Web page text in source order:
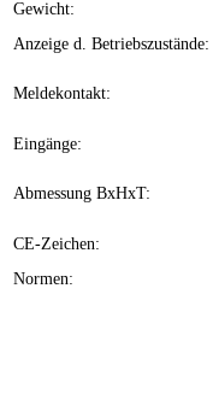
Gewicht:
Anzeige d. Betriebszustände:
Meldekontakt:
Eingänge:
Abmessung BxHxT:
CE-Zeichen:
Normen: